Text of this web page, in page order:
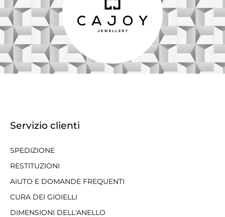
Servizio clienti
SPEDIZIONE
RESTITUZIONI
AIUTO E DOMANDE FREQUENTI
CURA DEI GIOIELLI
DIMENSIONI DELL'ANELLO